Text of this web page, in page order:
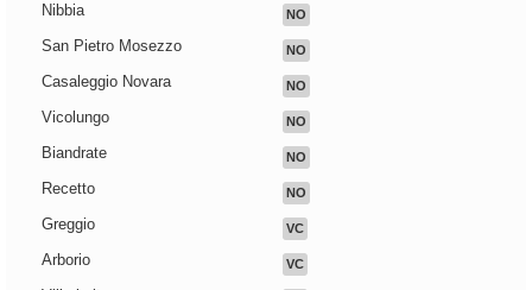
Nibbia NO
San Pietro Mosezzo NO
Casaleggio Novara NO
Vicolungo NO
Biandrate NO
Recetto NO
Greggio VC
Arborio VC